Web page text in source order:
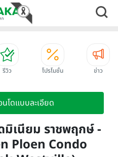
รีวิว โปรโมชั่น ข่าว
โดแบบละเอียด
มิเนียม ราชพฤกษ์ -
Ploen Condo